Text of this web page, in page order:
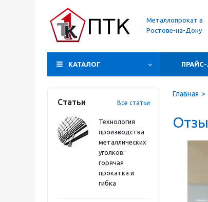
Металлопрокат в
Ростове-на-Дону
КАТАЛОГ
Статьи Все статьи
Технология
производства
металлических
уголков:
горячая
прокатка и
гибка
Главная